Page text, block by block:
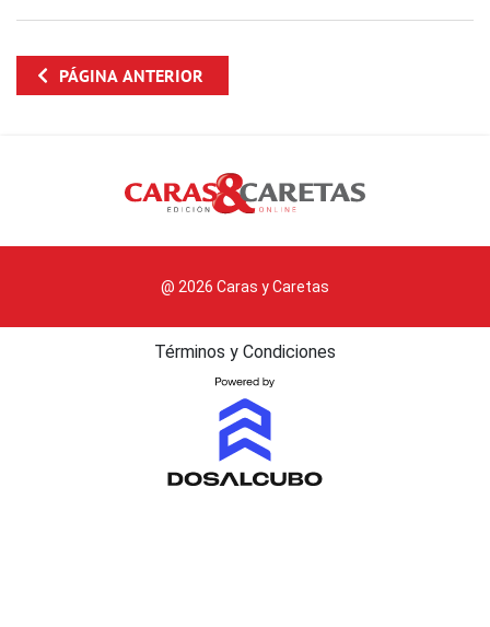
PÁGINA ANTERIOR
@ 2026 Caras y Caretas
Términos y Condiciones